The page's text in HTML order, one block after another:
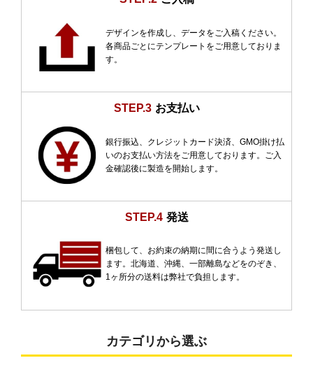
デザインを作成し、データをご入稿ください。
各商品ごとにテンプレートをご用意しておりま
す。
STEP.3 お支払い
銀行振込、クレジットカード決済、GMO掛け払
いのお支払い方法をご用意しております。ご入
金確認後に製造を開始します。
STEP.4 発送
梱包して、お約束の納期に間に合うよう発送し
ます。北海道、沖縄、一部離島などをのぞき、
1ヶ所分の送料は弊社で負担します。
カテゴリから選ぶ